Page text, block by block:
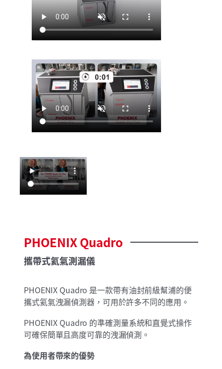
PHOENIXQuadro
攜帶式氦氣測漏儀
PHOENIX Quadro 是一款帶有油封前級幫浦的便
攜式氦氣洩漏偵測器，可用於許多不同的應用。
PHOENIX Quadro 的準確測量系統和直覺式操作
可確保簡單且高度可靠的洩漏偵測。
為使用者帶來的優勢